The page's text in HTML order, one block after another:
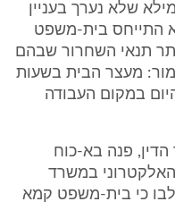
שלא נערך בעניין
התייחס בית-משפט
תנאי השחרור שבהם
מעצר הבית בשעות
במקום העבודה
גזר הדין, פנה בא-כוח
במשרד
כי בית-משפט קמא